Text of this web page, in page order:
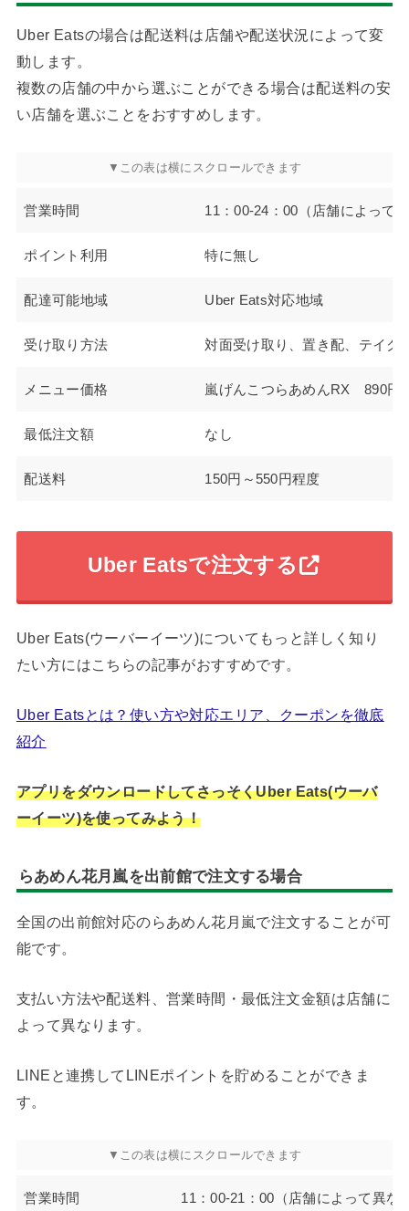
Uber Eatsの場合は配送料は店舗や配送状況によって変
動します。
複数の店舗の中から選ぶことができる場合は配送料の安
い店舗を選ぶことをおすすめします。
営業時間 11：00-24：00（店舗によって
ポイント利用 特に無し
配達可能地域 Uber Eats対応地域
受け取り方法 対面受け取り、置き配、テイク
メニュー価格 嵐げんこつらあめんRX 890円
最低注文額 なし
配送料 150円～550円程度
Uber Eatsで注文する
Uber Eats(ウーバーイーツ)についてもっと詳しく知り
たい方にはこちらの記事がおすすめです。
Uber Eatsとは？使い方や対応エリア、クーポンを徹底
紹介
アプリをダウンロードしてさっそくUber Eats(ウーバ
ーイーツ)を使ってみよう！
らあめん花月嵐を出前館で注文する場合
全国の出前館対応のらあめん花月嵐で注文することが可
能です。
支払い方法や配送料、営業時間・最低注文金額は店舗に
よって異なります。
LINEと連携してLINEポイントを貯めることができま
す。
営業時間 11：00-21：00（店舗によって異な